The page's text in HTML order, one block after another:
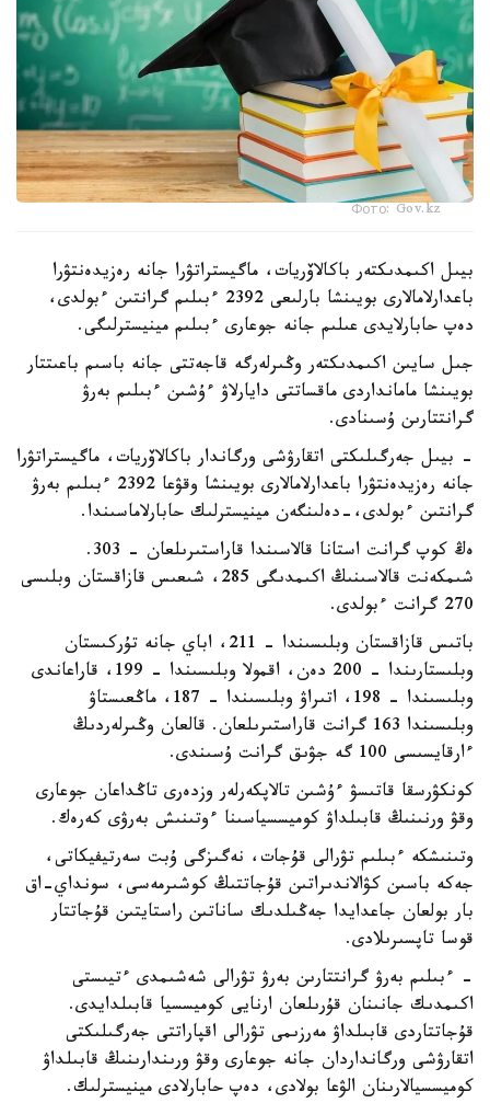
Фото: Gov.kz
بيىل اكىمدىكتەر باكالاۆريات، ماگيستراتۋرا جانە رەزيدەنتۋرا
باعدارلامالارى بويىنشا بارلىعى 2392 ءبىلىم گرانتىن ءبولدى،
دەپ حابارلايدى عىلىم جانە جوعارى ءبىلىم مينيسترلىگى.
جىل سايىن اكىمدىكتەر وڭىرلەرگە قاجەتتى جانە باسىم باعىتتار
بويىنشا مامانداردى ماقساتتى دايارلاۋ ءۇشىن ءبىلىم بەرۋ
گرانتتارىن ۇسىنادى.
- بيىل جەرگىلىكتى اتقارۋشى ورگاندار باكالاۆريات، ماگيستراتۋرا
جانە رەزيدەنتۋرا باعدارلامالارى بويىنشا وقۋعا 2392 ءبىلىم بەرۋ
گرانتىن ءبولدى،-دەلىنگەن مينيسترلىك حابارلاماسىندا.
ەڭ كوپ گرانت استانا قالاسىندا قاراستىرىلعان - 303.
شىمكەنت قالاسىنىڭ اكىمدىگى 285، شىعىس قازاقستان وبلىسى
270 گرانت ءبولدى.
باتىس قازاقستان وبلىسىندا – 211، اباي جانە تۇركىستان
وبلىستارىندا – 200 دەن، اقمولا وبلىسىندا – 199، قاراعاندى
وبلىسىندا – 198، اتىراۋ وبلىسىندا – 187، ماڭعىستاۋ
وبلىسىندا 163 گرانت قاراستىرىلعان. قالعان وڭىرلەردىڭ
ءارقايسىسى 100 گە جۋىق گرانت ۇسىندى.
كونكۋرسقا قاتىسۋ ءۇشىن تالاپكەرلەر وزدەرى تاڭداعان جوعارى
وقۋ ورنىنىڭ قابىلداۋ كوميسسياسىنا ءوتىنىش بەرۋى كەرەك.
وتىنىشكە ءبىلىم تۋرالى قۇجات، نەگىزگى ۇبت سەرتيفيكاتى،
جەكە باسىن كۋالاندىراتىن قۇجاتتىڭ كوشىرمەسى، سونداي-اق
بار بولعان جاعدايدا جەڭىلدىك ساناتىن راستايتىن قۇجاتتار
قوسا تاپسىرىلادى.
- ءبىلىم بەرۋ گرانتتارىن بەرۋ تۋرالى شەشىمدى ءتيىستى
اكىمدىك جانىنان قۇرىلعان ارنايى كوميسسيا قابىلدايدى.
قۇجاتتاردى قابىلداۋ مەرزىمى تۋرالى اقپاراتتى جەرگىلىكتى
اتقارۋشى ورگانداردان جانە جوعارى وقۋ ورىندارىنىڭ قابىلداۋ
كوميسسيالارىنان الۋعا بولادى، دەپ حابارلادى مينيسترلىك.